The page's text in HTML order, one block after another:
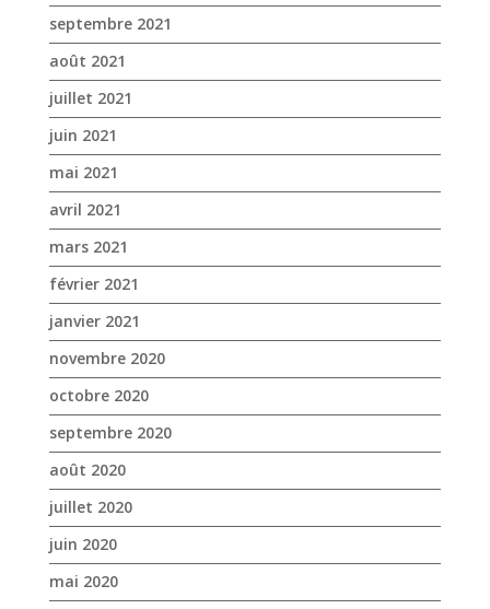
juillet 2021
juin 2021
mai 2021
avril 2021
mars 2021
février 2021
janvier 2021
novembre 2020
octobre 2020
septembre 2020
août 2020
juillet 2020
juin 2020
mai 2020
avril 2020
mars 2020